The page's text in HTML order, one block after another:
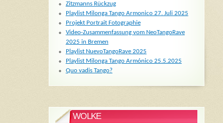
Zitzmanns Rückzug
Playlist Milonga Tango Armonico 27. Juli 2025
Projekt Portrait Fotographie
Video-Zusammenfassung vom NeoTangoRave
2025 in Bremen
Playlist NuevoTangoRave 2025
Playlist Milonga Tango Armónico 25.5.2025
Quo vadis Tango?
WOLKE